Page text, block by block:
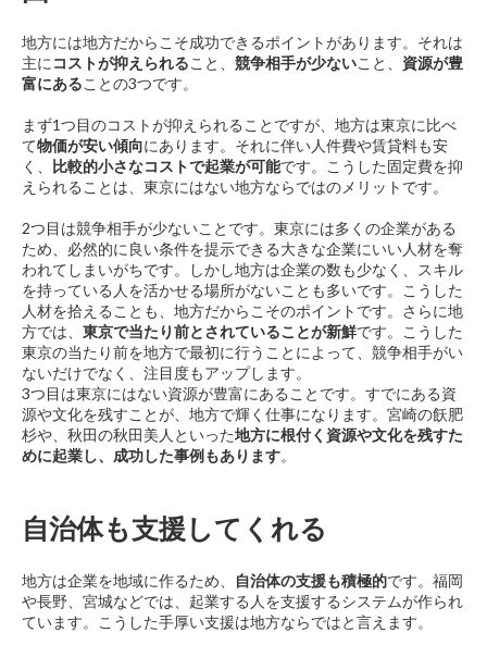
地方には地方だからこそ成功できるポイントがあります。それは
主に コストが抑えられること、 競争相手が少ないこと、 資源が豊
富にあることの3つです。
まず1つ目のコストが抑えられることですが、地方は東京に比べ
て物価が安い傾向にあります。それに伴い人件費や賃貸料も安
く、
比較的小さなコストで起業が可能です。こうした固定費を抑
えられることは、東京にはない地方ならではのメリットです。
2つ目は競争相手が少ないことです。東京には多くの企業がある
ため、必然的に良い条件を提示できる大きな企業にいい人材を奪
われてしまいがちです。しかし地方は企業の数も少なく、スキル
を持っている人を活かせる場所がないことも多いです。こうした
人材を拾えることも、地方だからこそのポイントです。さらに地
方では、 東京で当たり前とされていることが新鮮です。こうした
東京の当たり前を地方で最初に行うことによって、競争相手がい
ないだけでなく、注目度もアップします。
3つ目は東京にはない資源が豊富にあることです。すでにある資
源や文化を残すことが、地方で輝く仕事になります。宮崎の飫肥
杉や、秋田の秋田美人といった地方に根付く資源や文化を残すた
めに起業し、成功した事例もあります。
自治体も支援してくれる
地方は企業を地域に作るため、 自治体の支援も積極的です。福岡
や長野、宮城などでは、起業する人を支援するシステムが作られ
ています。こうした手厚い支援は地方ならではと言えます。